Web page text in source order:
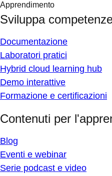
Apprendimento
Sviluppa
Documentazione
Laboratori pratici
Hybrid cloud learning hub
Demo interattive
Formazione e certificazioni
Contenuti per
Blog
Eventi e webinar
Serie podcast e video